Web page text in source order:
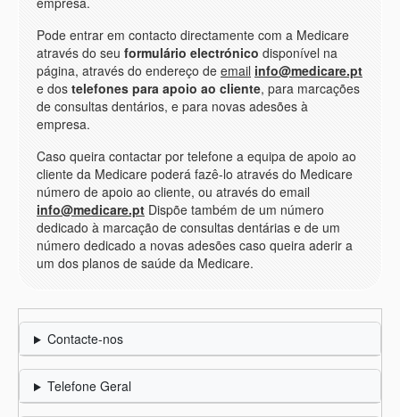
Pode entrar em contacto directamente com a Medicare
através do seu formulário electrónico disponível na
página, através do endereço de email info@medicare.pt
e dos telefones para apoio ao cliente, para marcações
de consultas dentários, e para novas adesões à
empresa.
Caso queira contactar por telefone a equipa de apoio ao
cliente da Medicare poderá fazê-lo através do Medicare
número de apoio ao cliente, ou através do email
info@medicare.pt Dispõe também de um número
dedicado à marcação de consultas dentárias e de um
número dedicado a novas adesões caso queira aderir a
um dos planos de saúde da Medicare.
Contacte-nos
Telefone Geral